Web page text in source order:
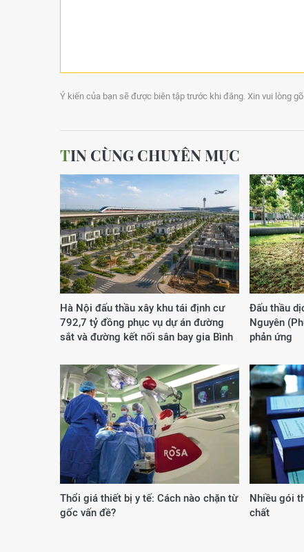
Ý kiến của bạn sẽ được biên tập trước khi đăng. Xin vui lòng
TIN CÙNG CHUYÊN MỤC
Hà Nội đấu thầu xây khu tái định cư
792,7 tỷ đồng phục vụ dự án đường
sắt và đường kết nối sân bay gia Bình
Đấu thầu
Nguyên
phản ứng
Thổi giá thiết bị y tế: Cách nào chặn từ
gốc vấn đề?
Nhiều gói
chất